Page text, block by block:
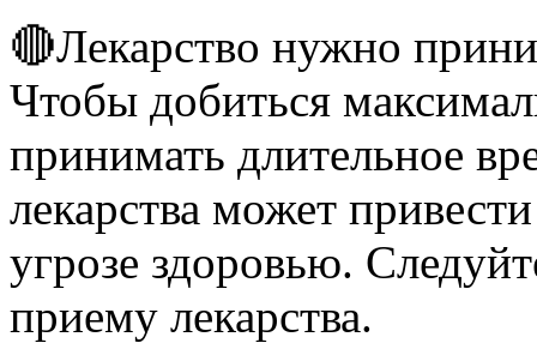
🔴Лекарство нужно
Чтобы добиться
принимать длительное
лекарства может
угрозе здоровью.
приему лекарства.